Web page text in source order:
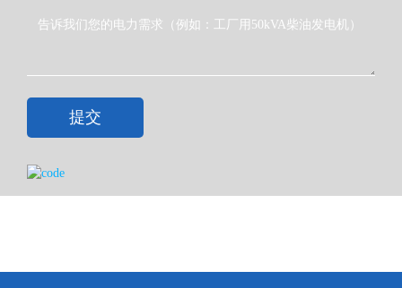
提交